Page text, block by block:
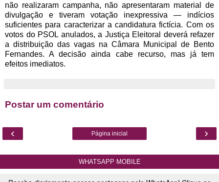
não realizaram campanha, não apresentaram material de
divulgação e tiveram votação inexpressiva — indícios
suficientes para caracterizar a candidatura fictícia. Com os
votos do PSOL anulados, a Justiça Eleitoral deverá refazer
a distribuição das vagas na Câmara Municipal de Bento
Fernandes. A decisão ainda cabe recurso, mas já tem
efeitos imediatos.
Postar um comentário
‹ ›
Página inicial
WHATSAPP MOBILE